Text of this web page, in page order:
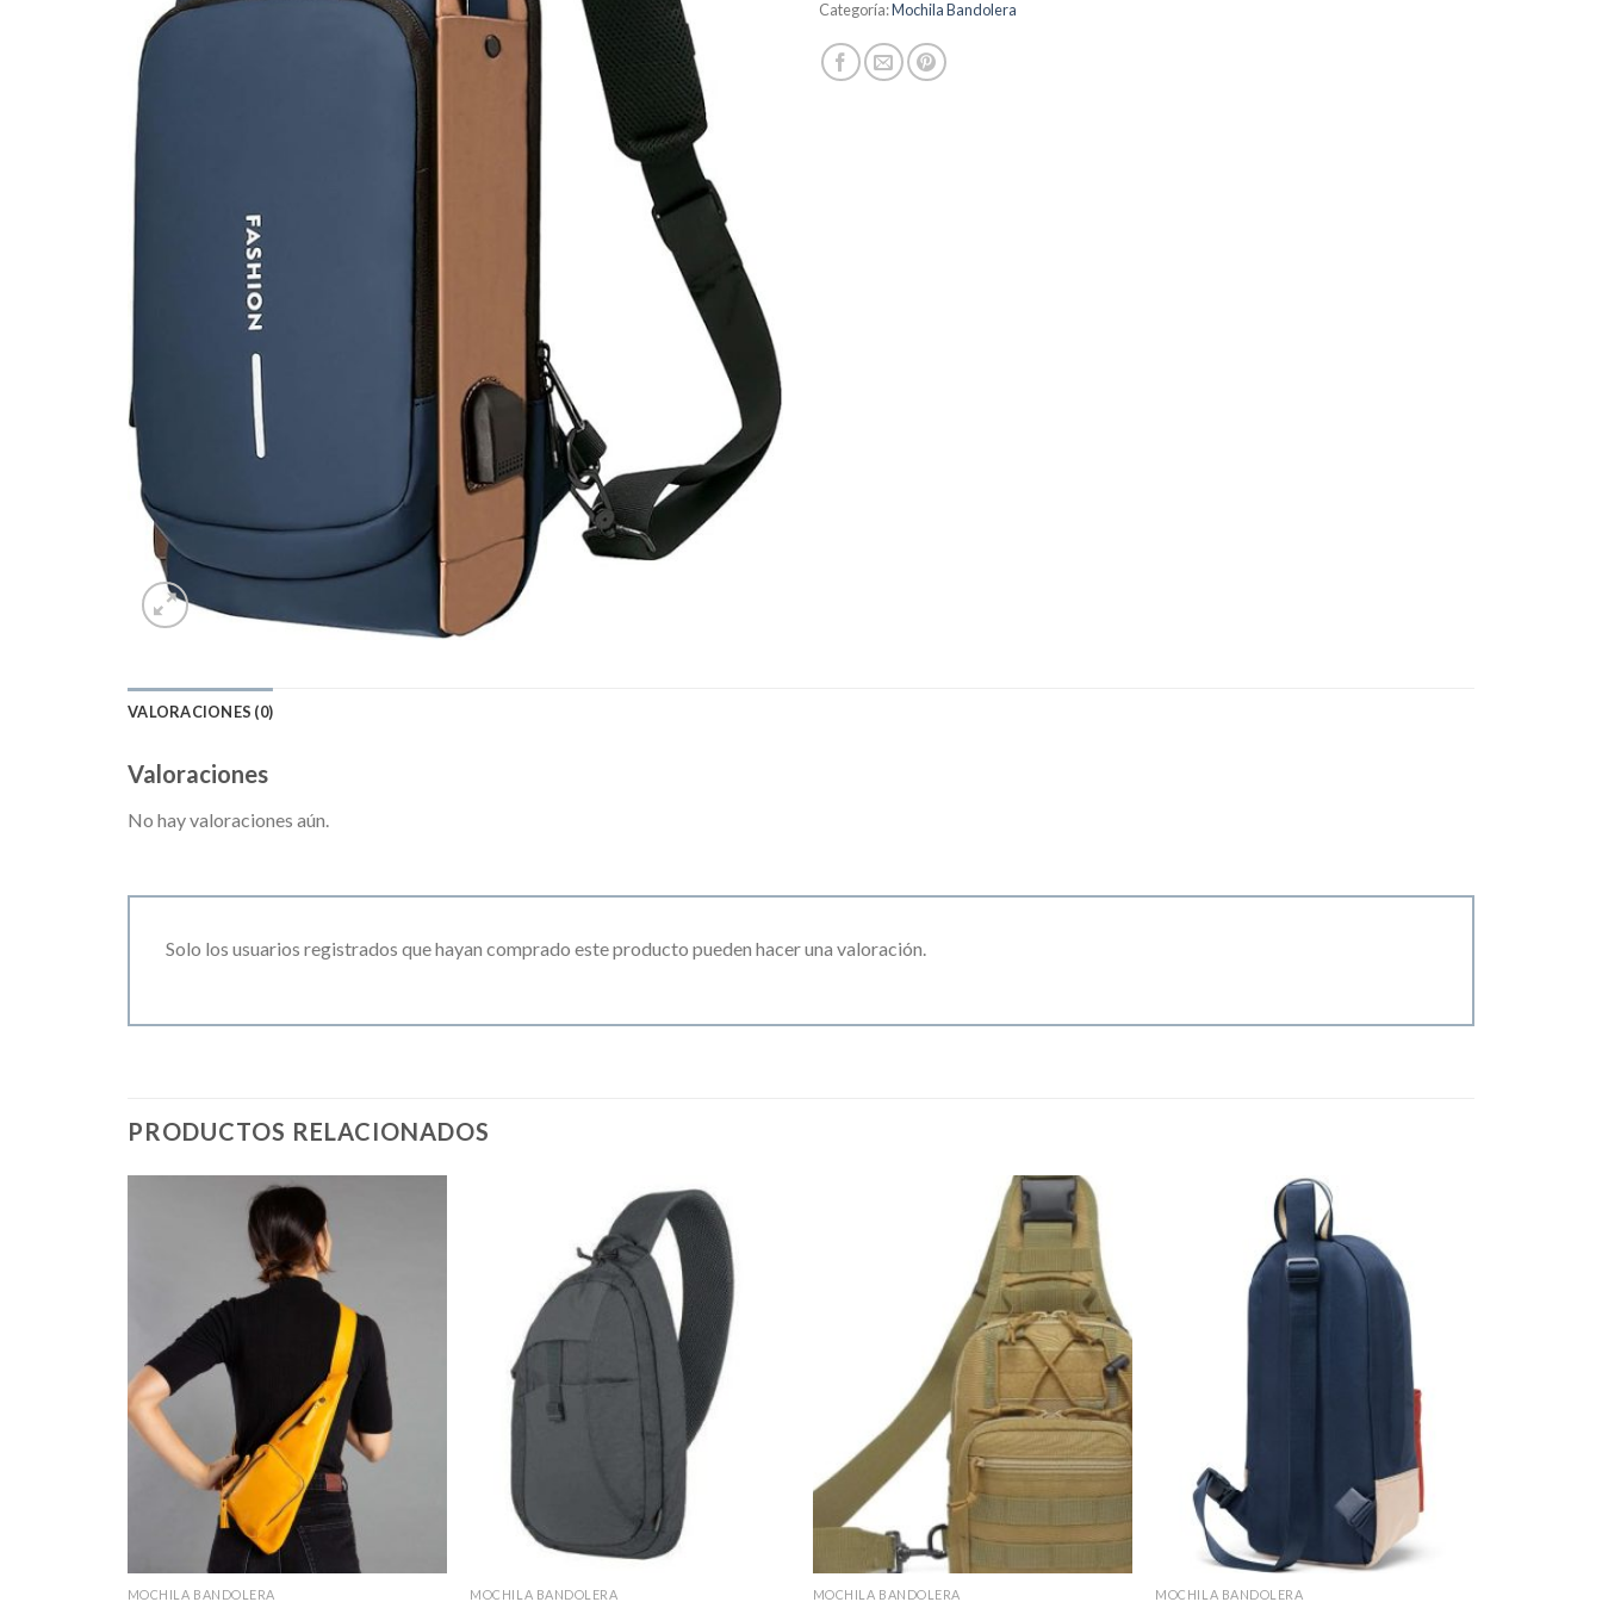
Categoría:Mochila Bandolera
VALORACIONES (0)
Valoraciones
No hay valoraciones aún.
Solo los usuarios registrados que hayan comprado este producto pueden hacer una valoración.
PRODUCTOS RELACIONADOS
MOCHILA BANDOLERA MOCHILA BANDOLERA MOCHILA BANDOLERA MOCHILA BANDOLERA